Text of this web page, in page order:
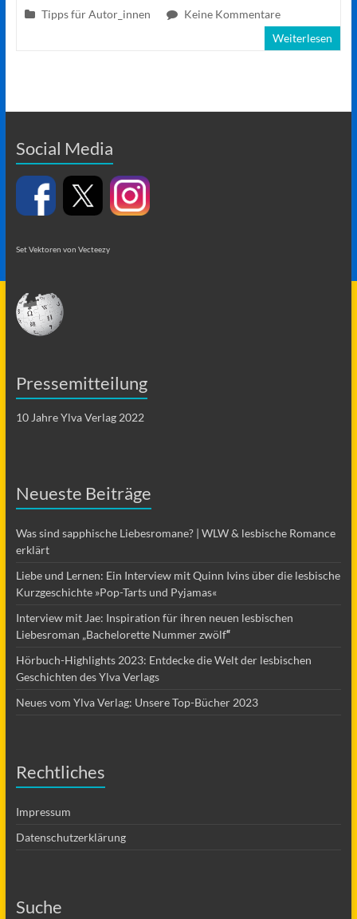
Tipps für Autor_innen
Keine Kommentare
Weiterlesen
Social Media
Set Vektoren von Vecteezy
Pressemitteilung
10 Jahre Ylva Verlag 2022
Neueste Beiträge
Was sind sapphische Liebesromane? | WLW & lesbische Romance
erklärt
Liebe und Lernen: Ein Interview mit Quinn Ivins über die lesbische
Kurzgeschichte »Pop-Tarts und Pyjamas«
Interview mit Jae: Inspiration für ihren neuen lesbischen
Liebesroman „Bachelorette Nummer zwölf“
Hörbuch-Highlights 2023: Entdecke die Welt der lesbischen
Geschichten des Ylva Verlags
Neues vom Ylva Verlag: Unsere Top-Bücher 2023
Rechtliches
Impressum
Datenschutzerklärung
Suche